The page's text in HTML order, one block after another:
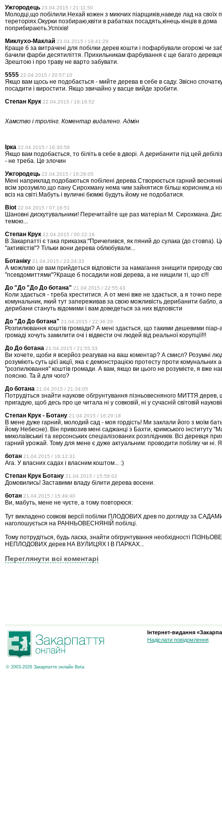
Ужгородець 23.04.2015 / 21:11:50
Молодці,що побілили.Нехай кожен з миючих піарщиків,наведе лад на своїх
тереторіях.Окурки позбираю,квіти в рабатках посадять,кінець кінців в дома
поприбирають.Успіхів!
Миклухо-Маклай 23.04.2015 / 19:41:29
Краще б за витрачені для побілки дерев кошти і пофарбували огорожі чи
бачили фарби десятиліття. Прихильникам фарбування є ще багато
Зрештою і про траву не варто забувати.
5555 22.04.2015 / 20:57:10
Якщо вам щось не подобається - мийте дерева в себе в саду. Звісно
посадити і виростити. Якщо звичайно у васце вийде зробити.
Степан Крук 22.04.2015 / 18:16:52
Хамство і тролінг. Коментар видалено. Адмін
Ірка 22.04.2015 / 16:30:58
Якщо вам подобається, то біліть в себе в дворі. А дерибанити під цей
- не треба. Це злочин
Ужгородець 22.04.2015 / 16:26:05
Мені наприклад подобаються побілені дерева.Створюється гарний
всім зрозуміло,що пану Сирохману нема чим зайнятися більш корисним,а
всіз на світі.Мабуть і вуличні бюмжі будуть йому не подобатися.
Biot 22.04.2015 / 07:16:51
Шановні дискутувальники! Перечитайте ще раз матеріал М. Сирохмана.
темою...
Степан Крук 22.04.2015 / 00:22:16
В Закарпатті є така приказка:"Причепився, як пяний до сулака (до стовпа).
"активістів"? Тільки вони дерева облюбували...
Ботаніку 21.04.2015 / 23:24:33
А можливо це вам прийдеться відповісти за намагання знищити природу
"псевдомиттями"?Краще б посадили нові дерева, а не нищили ті, що є!!!
До "До "До До ботана" 21.04.2015 / 22:55:43
Коли здається - треба хреститися. А от мені вже не здається, а я точно
комунальник, який тут запереживав за свою можливість дерибанити бабло,
дерибани стануть відомими і вам доведеться за них відповісти
До "До До ботана" 21.04.2015 / 22:36:29
Розпилювання коштів громади? А мені здається, що такими дешевими піар-
громаді хочуть замилити очі і відвести очі людей від реальної корупції!!!
До До ботана 21.04.2015 / 21:55:33
Ви хочете, щоби я всерйоз реагував на ваш коментар? А смисл? Розумні
розуміють суть цієї акції, яка є демонстрацією протесту проти комунальних
"розпилювання" коштів громади. А вам, якщо ви цього не розумієте, я вже
поясню. Та й для чого?
До ботана 21.04.2015 / 21:34:05
Потрудіться знайти наукове обгрунтування пізньовесняного МИТТЯ дерев,
пригадую, щоб десь про це читала ні у совковій, ні у сучасній світовій
Степан Крук - Ботану 21.04.2015 / 16:20:18
В мене дуже гарний, молодий сад - моя гордість! Ми заклали його з моїм
йому Небесне). Він привозив мені саджанці з Бахти, кримського інституту
миколаївськиї та херсонських спеціалізованих розплідників. Всі деревця
гарний урожай. Тому для мене є дуже актуальним: проводити побілку чи ні.
ботан 21.04.2015 / 16:12:31
Ага. У власних садах і власним коштом... :)
Степан Крук Ботану 21.04.2015 / 15:56:02
Домовились! Заставими владу білити дерева восени.
ботан 21.04.2015 / 15:49:40
Ви, мабуть, мене не чуєте, а тому повторюся:
Тут викладено совкові версії побілки ПЛОДОВИХ древ по догляду за
наголошується на РАННЬОВЕСНЯНІЙ побілці.
Тому потрудіться, будь ласка, знайти обгрунтування необхідності
НЕПЛОДОВИХ дерев НА ВУЛИЦЯХ І В ПАРКАХ...
Переглянути всі коментарі
© 2003-2026 Закарпаття онлайн Beta
Інтернет-видання
Надіслати повідомлення